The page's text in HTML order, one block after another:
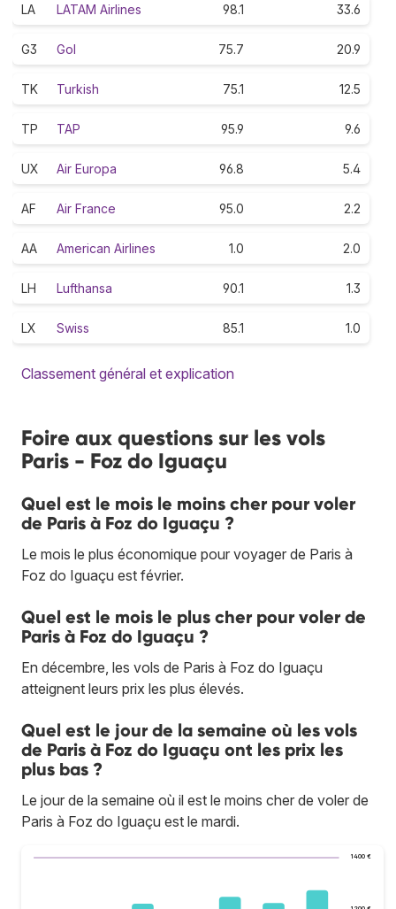
LA LATAM Airlines 98.1 33.6
G3 Gol 75.7 20.9
TK Turkish 75.1 12.5
TP TAP 95.9 9.6
UX Air Europa 96.8 5.4
AF Air France 95.0 2.2
AA American Airlines 1.0 2.0
LH Lufthansa 90.1 1.3
LX Swiss 85.1 1.0
Classement général et explication
Foire aux questions sur les vols
Paris - Foz do Iguaçu
Quel est le mois le moins cher pour voler
de Paris à Foz do Iguaçu ?
Le mois le plus économique pour voyager de Paris à
Foz do Iguaçu est février.
Quel est le mois le plus cher pour voler de
Paris à Foz do Iguaçu ?
En décembre, les vols de Paris à Foz do Iguaçu
atteignent leurs prix les plus élevés.
Quel est le jour de la semaine où les vols
de Paris à Foz do Iguaçu ont les prix les
plus bas ?
Le jour de la semaine où il est le moins cher de voler de
Paris à Foz do Iguaçu est le mardi.
1 400 €